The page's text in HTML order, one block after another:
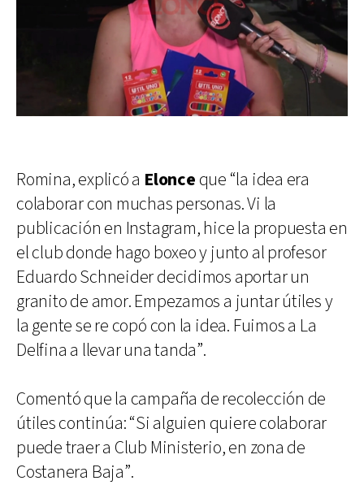
Romina, explicó a Elonce que “la idea era
colaborar con muchas personas. Vi la
publicación en Instagram, hice la propuesta en
el club donde hago boxeo y junto al profesor
Eduardo Schneider decidimos aportar un
granito de amor. Empezamos a juntar útiles y
la gente se re copó con la idea. Fuimos a La
Delfina a llevar una tanda”.
Comentó que la campaña de recolección de
útiles continúa: “Si alguien quiere colaborar
puede traer a Club Ministerio, en zona de
Costanera Baja”.